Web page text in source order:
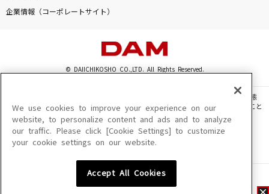
企業情報（コーポレートサイト）
© DAIICHIKOSHO CO.,LTD. All Rights Reserved.
このサイトに掲載されている一切の文章・画像・写真・動画・音声等を、手段や形態
を問わず、著作権法の定める範囲を超えて無断で複製、転載、ファイル化などすること
を禁じます。
楽曲及びコンテンツは、機種によりご利用いただけない場合があります。
楽曲及びコンテンツの配信日、配信内容が変更になる場合があります。
We use cookies to improve your experience on our
website, to personalize content and ads and to analyze
our traffic. Please click [Cookie Settings] to customize
your cookie settings on our website.
Accept All Cookies